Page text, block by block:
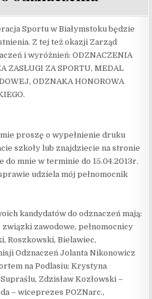
Sportu w Białymstoku będzie
Z tej też okazji Zarząd
i wyróżnień: ODZNACZENIA
ZASŁUGI ZA SPORTU, MEDAL
ODZNAKA HONOROWA
proszę o wypełnienie druku
szkoły lub znajdziecie na stronie
do mnie w terminie do 15.04.2013r.
udziela mój pełnomocnik
kandydatów do odznaczeń mają:
zawodowe, pełnomocnicy
Roszkowski, Bielawiec,
Odznaczeń Jolanta Nikonowicz
na Podlasiu: Krystyna
Zdzisław Kozłowski –
– wiceprezes POZNarc.,